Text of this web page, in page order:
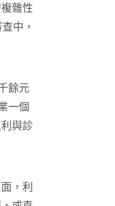
雜性
中，
餘元
一個
與診
，利